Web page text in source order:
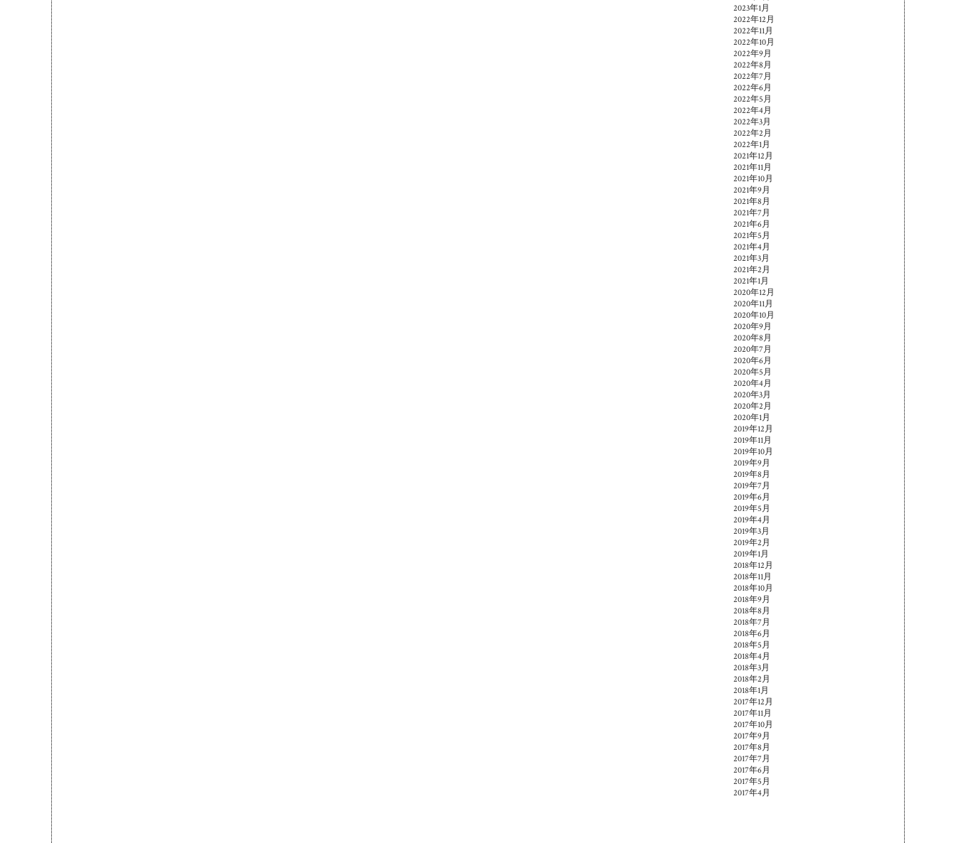
2023年1月
2022年12月
2022年11月
2022年10月
2022年9月
2022年8月
2022年7月
2022年6月
2022年5月
2022年4月
2022年3月
2022年2月
2022年1月
2021年12月
2021年11月
2021年10月
2021年9月
2021年8月
2021年7月
2021年6月
2021年5月
2021年4月
2021年3月
2021年2月
2021年1月
2020年12月
2020年11月
2020年10月
2020年9月
2020年8月
2020年7月
2020年6月
2020年5月
2020年4月
2020年3月
2020年2月
2020年1月
2019年12月
2019年11月
2019年10月
2019年9月
2019年8月
2019年7月
2019年6月
2019年5月
2019年4月
2019年3月
2019年2月
2019年1月
2018年12月
2018年11月
2018年10月
2018年9月
2018年8月
2018年7月
2018年6月
2018年5月
2018年4月
2018年3月
2018年2月
2018年1月
2017年12月
2017年11月
2017年10月
2017年9月
2017年8月
2017年7月
2017年6月
2017年5月
2017年4月